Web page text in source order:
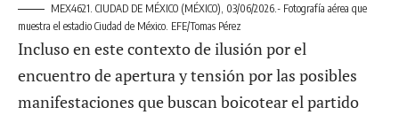
MEX4621. CIUDAD DE MÉXICO (MÉXICO), 03/06/2026.- Fotografía aérea que
muestra el estadio Ciudad de México. EFE/Tomas Pérez
Incluso en este contexto de ilusión por el
encuentro de apertura y tensión por las posibles
manifestaciones que buscan boicotear el partido